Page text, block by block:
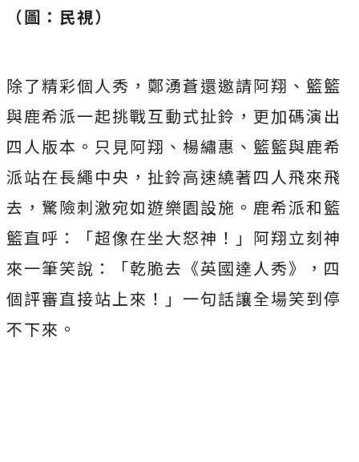
（圖：民視）
除了精彩個人秀，鄭湧蒼還邀請阿翔、籃籃
與鹿希派一起挑戰互動式扯鈴，更加碼演出
四人版本。只見阿翔、楊繡惠、籃籃與鹿希
派站在長繩中央，扯鈴高速繞著四人飛來飛
去，驚險刺激宛如遊樂園設施。鹿希派和籃
籃直呼：「超像在坐大怒神！」阿翔立刻神
來一筆笑說：「乾脆去《英國達人秀》，四
個評審直接站上來！」一句話讓全場笑到停
不下來。